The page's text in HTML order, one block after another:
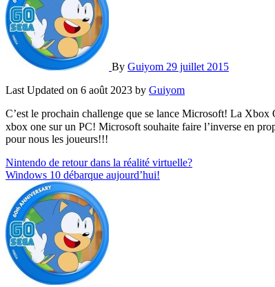
By Guiyom 29 juillet 2015
Last Updated on 6 août 2023 by Guiyom
C’est le prochain challenge que se lance Microsoft! La Xbox
xbox one sur un PC! Microsoft souhaite faire l’inverse en
pour nous les joueurs!!!
Navigation
de
l’article
Nintendo de retour dans la réalité virtuelle?
Windows 10 débarque aujourd’hui!